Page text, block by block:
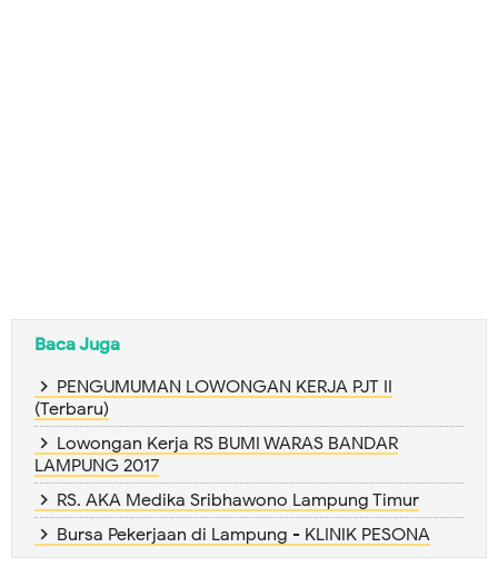
Baca Juga
PENGUMUMAN LOWONGAN KERJA PJT II
(Terbaru)
Lowongan Kerja RS BUMI WARAS BANDAR
LAMPUNG 2017
RS. AKA Medika Sribhawono Lampung Timur
Bursa Pekerjaan di Lampung - KLINIK PESONA